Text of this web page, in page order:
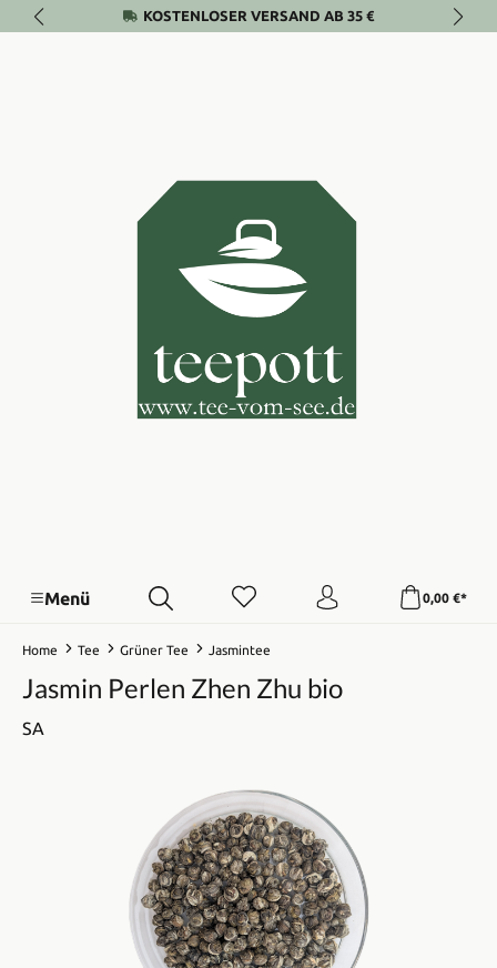
Zum Hauptinhalt springenKOSTENLOSER VERSAND AB 35 €
Menü 0,00 €*
Home Tee Grüner Tee Jasmintee
Jasmin Perlen Zhen Zhu bio
SA
Bildergalerie überspringen